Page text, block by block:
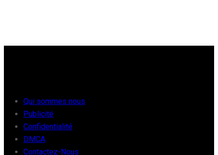
Qui sommes nous
Publicité
Confidentialité
DMCA
Contactez-Nous